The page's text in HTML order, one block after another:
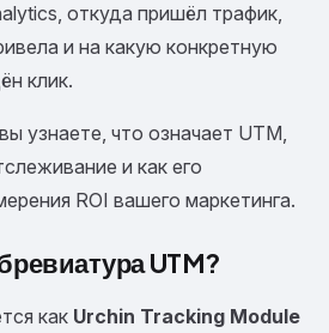
откуда пришёл трафик,
и на какую конкретную
клик.
узнаете, что означает UTM,
и как его
ROI вашего маркетинга.
UTM?
как Urchin Tracking Module